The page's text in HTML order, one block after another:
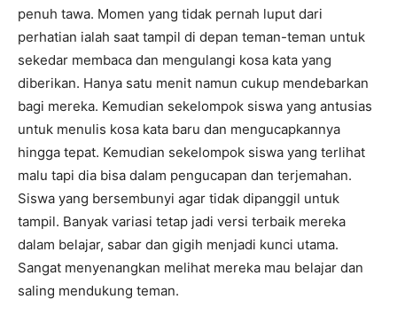
penuh tawa. Momen yang tidak pernah luput dari
perhatian ialah saat tampil di depan teman-teman untuk
sekedar membaca dan mengulangi kosa kata yang
diberikan. Hanya satu menit namun cukup mendebarkan
bagi mereka. Kemudian sekelompok siswa yang antusias
untuk menulis kosa kata baru dan mengucapkannya
hingga tepat. Kemudian sekelompok siswa yang terlihat
malu tapi dia bisa dalam pengucapan dan terjemahan.
Siswa yang bersembunyi agar tidak dipanggil untuk
tampil. Banyak variasi tetap jadi versi terbaik mereka
dalam belajar, sabar dan gigih menjadi kunci utama.
Sangat menyenangkan melihat mereka mau belajar dan
saling mendukung teman.